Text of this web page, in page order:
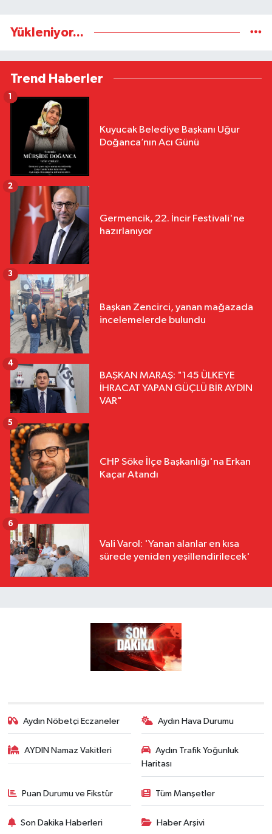
Yükleniyor...
Trend Haberler
Kuyucak Belediye Başkanı Uğur
Doğanca’nın Acı Günü
1
Germencik, 22. İncir Festivali'ne
hazırlanıyor
2
Başkan Zencirci, yanan mağazada
incelemelerde bulundu
3
BAŞKAN MARAŞ: "145 ÜLKEYE
İHRACAT YAPAN GÜÇLÜ BİR AYDIN
VAR"
4
CHP Söke İlçe Başkanlığı'na Erkan
Kaçar Atandı
5
Vali Varol: 'Yanan alanlar en kısa
sürede yeniden yeşillendirilecek'
6
Aydın Nöbetçi Eczaneler Aydın Hava Durumu
AYDIN Namaz Vakitleri
Aydın Trafik Yoğunluk
Haritası
Puan Durumu ve Fikstür Tüm Manşetler
Son Dakika Haberleri Haber Arşivi